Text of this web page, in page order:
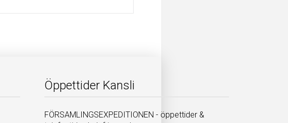
Öppettider Kansli
FÖRSAMLINGSEXPEDITIONEN - öppettider &